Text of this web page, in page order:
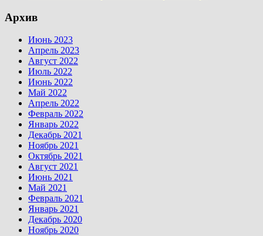
Архив
Июнь 2023
Апрель 2023
Август 2022
Июль 2022
Июнь 2022
Май 2022
Апрель 2022
Февраль 2022
Январь 2022
Декабрь 2021
Ноябрь 2021
Октябрь 2021
Август 2021
Июнь 2021
Май 2021
Февраль 2021
Январь 2021
Декабрь 2020
Ноябрь 2020